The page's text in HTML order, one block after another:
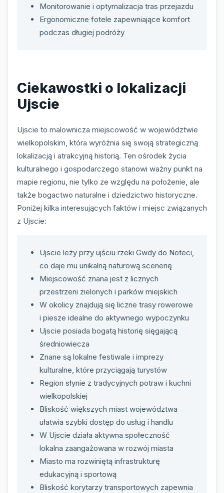
Monitorowanie i optymalizacja tras przejazdu
Ergonomiczne fotele zapewniające komfort
podczas długiej podróży
Ciekawostki o lokalizacji
Ujscie
Ujscie to malownicza miejscowość w województwie
wielkopolskim, która wyróżnia się swoją strategiczną
lokalizacją i atrakcyjną historią. Ten ośrodek życia
kulturalnego i gospodarczego stanowi ważny punkt na
mapie regionu, nie tylko ze względu na położenie, ale
także bogactwo naturalne i dziedzictwo historyczne.
Poniżej kilka interesujących faktów i miejsc związanych
z Ujscie:
Ujscie leży przy ujściu rzeki Gwdy do Noteci,
co daje mu unikalną naturową scenerię
Miejscowość znana jest z licznych
przestrzeni zielonych i parków miejskich
W okolicy znajdują się liczne trasy rowerowe
i piesze idealne do aktywnego wypoczynku
Ujscie posiada bogatą historię sięgającą
średniowiecza
Znane są lokalne festiwale i imprezy
kulturalne, które przyciągają turystów
Region słynie z tradycyjnych potraw i kuchni
wielkopolskiej
Bliskość większych miast województwa
ułatwia szybki dostęp do usług i handlu
W Ujscie działa aktywna społeczność
lokalna zaangażowana w rozwój miasta
Miasto ma rozwiniętą infrastrukturę
edukacyjną i sportową
Bliskość korytarzy transportowych zapewnia